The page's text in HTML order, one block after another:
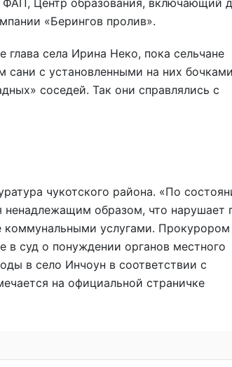
«Берингов пролив».
глава села Ирина Неко, пока сельчане
сани с установленными на них
соседей. Так они справлялись с
чукотского района. «По
ненадлежащим образом, что нарушает
коммунальными услугами. Прокурором
в суд о понуждении органов местного
в село Инчоун в соответствии с
на официальной страничке